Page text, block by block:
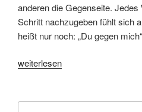
anderen die Gegenseite.
Schritt nachzugeben fühlt sich
heißt nur noch: „Du gegen
„Mediation
aus
weiterlesen